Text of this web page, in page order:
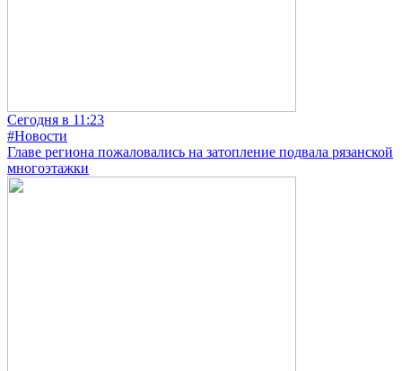
Сегодня в 11:23
#Новости
Главе региона пожаловались на затопление подвала рязанской
многоэтажки